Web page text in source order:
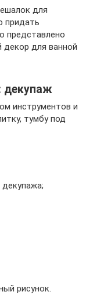
для
придать
представлено
декор для ванной
декупаж
инструментов и
тумбу под
рисунок.